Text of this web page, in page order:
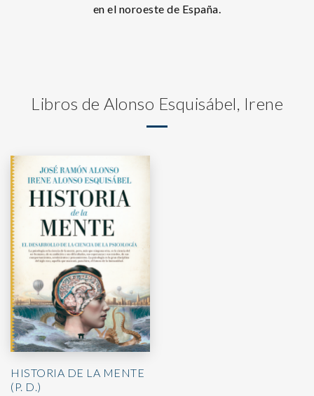
en el noroeste de España.
Libros de Alonso Esquisábel, Irene
HISTORIA DE LA MENTE
(P. D.)